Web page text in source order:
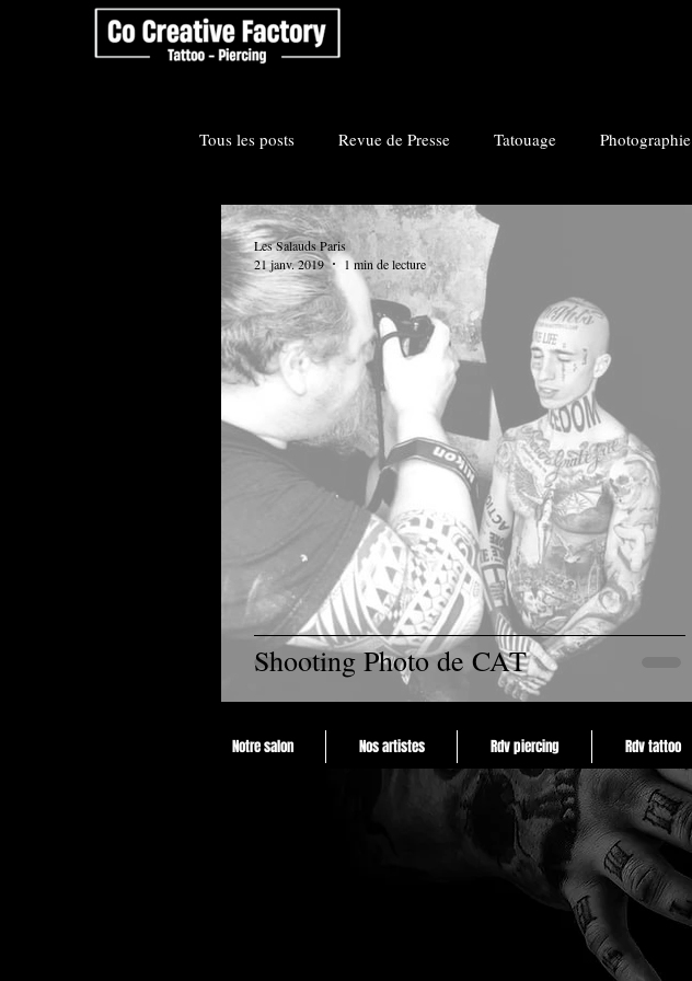
Tous les posts Revue de Presse Tatouage Photographie
Evénement Artistes
Shooting Photo de CAT
Les Salauds Paris
21 janv. 2019
1 min de lecture
Notre salon Nos artistes Rdv piercing Rdv tattoo